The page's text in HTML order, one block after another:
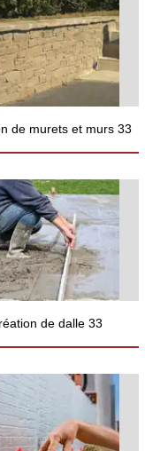
de murets et murs 33
de dalle 33